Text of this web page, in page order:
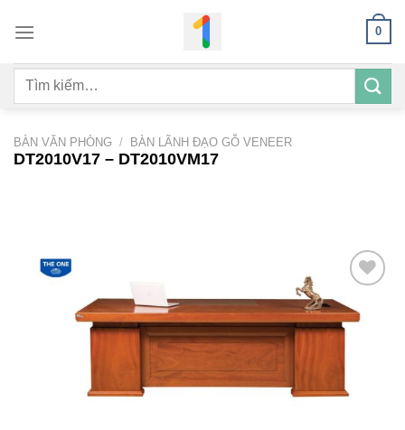
qua
dung
0
Tìm
BÀN VĂN PHÒNG / BÀN LÃNH ĐẠO GỖ VENEER
DT2010V17 – DT2010VM17
Add to